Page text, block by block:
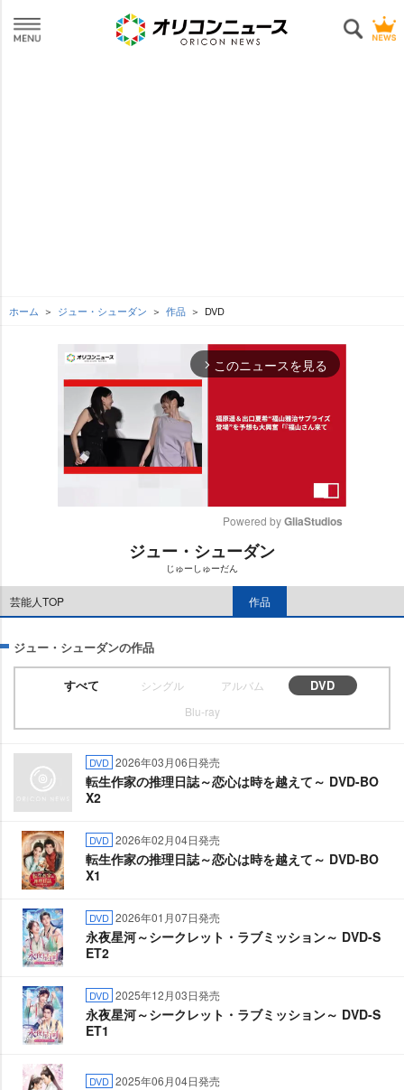
ホーム ジュー・シューダン 作品 DVD
arrow_forward_ios このニュースを見る
Powered by GliaStudios
ジュー・シューダン
じゅーしゅーだん
芸能人TOP 作品
ジュー・シューダンの作品
すべて シングル アルバム DVD
Blu-ray
DVD 2026年03月06日発売
転生作家の推理日誌～恋心は時を越えて～ DVD-BO
X2
DVD 2026年02月04日発売
転生作家の推理日誌～恋心は時を越えて～ DVD-BO
X1
DVD 2026年01月07日発売
永夜星河～シークレット・ラブミッション～ DVD-S
ET2
DVD 2025年12月03日発売
永夜星河～シークレット・ラブミッション～ DVD-S
ET1
DVD 2025年06月04日発売